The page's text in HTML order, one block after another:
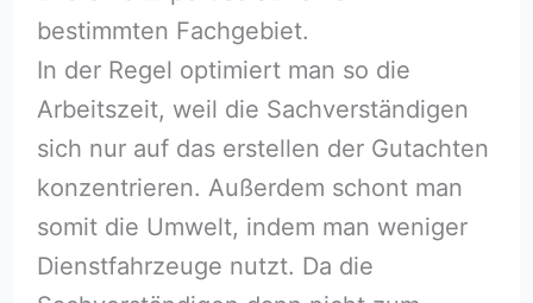
bestimmten Fachgebiet.
In der Regel optimiert man so die
Arbeitszeit, weil die Sachverständigen
sich nur auf das erstellen der Gutachten
konzentrieren. Außerdem schont man
somit die Umwelt, indem man weniger
Dienstfahrzeuge nutzt. Da die